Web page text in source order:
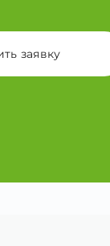
заявку